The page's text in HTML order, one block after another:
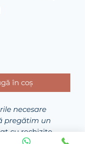
în coș
necesare
pregătim un
cu rechizite